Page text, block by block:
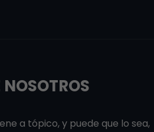
NOSOTROS
a tópico, y puede que lo sea,